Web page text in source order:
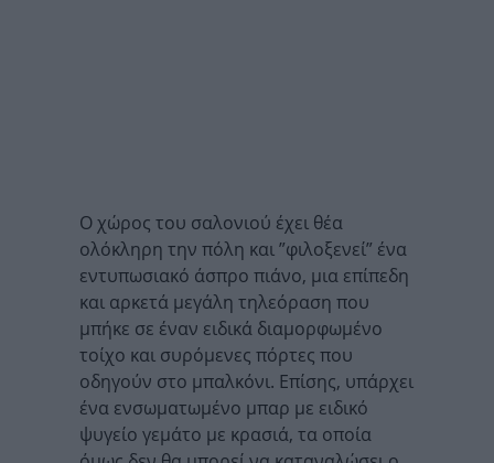
Ο χώρος του σαλονιού έχει θέα
ολόκληρη την πόλη και ”φιλοξενεί” ένα
εντυπωσιακό άσπρο πιάνο, μια επίπεδη
και αρκετά μεγάλη τηλεόραση που
μπήκε σε έναν ειδικά διαμορφωμένο
τοίχο και συρόμενες πόρτες που
οδηγούν στο μπαλκόνι. Επίσης, υπάρχει
ένα ενσωματωμένο μπαρ με ειδικό
ψυγείο γεμάτο με κρασιά, τα οποία